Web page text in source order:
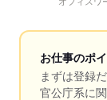
お仕事のポ
まずは登録
官公庁系に